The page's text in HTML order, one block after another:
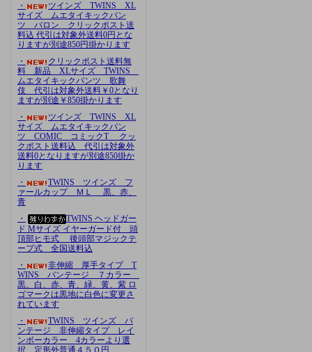
・
ツインズ TWINS XL
サイズ ムエタイキックパン
ツ バロン クリックポスト送
料込 代引は対象外送料0円とな
りますが別途850円掛かります
・
クリックポスト送料無
料 新品 XLサイズ TWINS
ムエタイキックパンツ 歌舞
伎 代引は対象外送料￥0となり
ますが別途￥850掛かります
・
ツインズ TWINS XL
サイズ ムエタイキックパン
ツ COMIC コミックT クッ
クポスト送料込 代引は対象外
送料0となりますが別途850掛か
ります
・
TWINS ツインズ フ
ァールカップ ＭＬ 黒、赤、
青
・
TWINS ヘッドガー
ド Mサイズ イヤーガード付 頭
頂部ヒモ式 後頭部マジックテ
ープ式 全国送料込
・
非伸縮 厚手タイプ T
WINS バンテージ ７カラー
黒、白、赤、青、緑、黄、紫 ロ
ゴマークは黒地に白色に変更さ
れています
・
TWINS ツインズ バ
ンテージ 非伸縮タイプ レイ
ンボーカラー 4カラーより選